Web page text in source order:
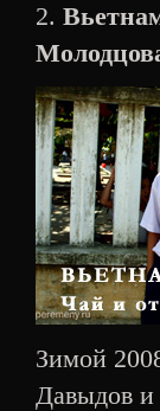
2.
Зимой
Давыдов и